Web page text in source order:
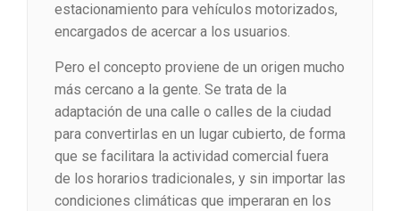
estacionamiento para vehículos motorizados,
encargados de acercar a los usuarios.
Pero el concepto proviene de un origen mucho
más cercano a la gente. Se trata de la
adaptación de una calle o calles de la ciudad
para convertirlas en un lugar cubierto, de forma
que se facilitara la actividad comercial fuera
de los horarios tradicionales, y sin importar las
condiciones climáticas que imperaran en los